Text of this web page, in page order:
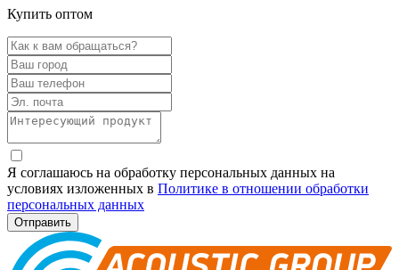
Купить оптом
Я соглашаюсь на обработку персональных данных на
условиях изложенных в Политике в отношении обработки
персональных данных